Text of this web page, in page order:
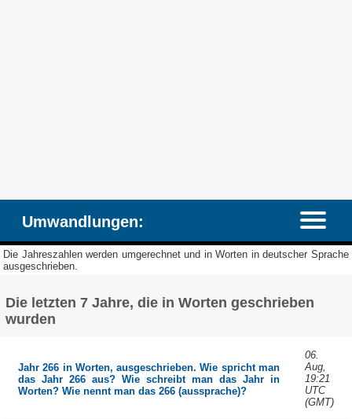
Umwandlungen:
Die Jahreszahlen werden umgerechnet und in Worten in deutscher Sprache
ausgeschrieben.
Die letzten 7 Jahre, die in Worten geschrieben
wurden
Jahr 266 in Worten, ausgeschrieben. Wie spricht man
das Jahr 266 aus? Wie schreibt man das Jahr in
Worten? Wie nennt man das 266 (aussprache)?
06.
Aug,
19:21
UTC
(GMT)